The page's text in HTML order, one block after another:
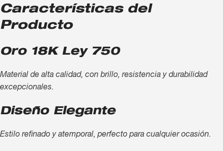
Características del
Producto
Oro 18K Ley 750
Material de alta calidad, con brillo, resistencia y durabilidad
excepcionales.
Diseño Elegante
Estilo refinado y atemporal, perfecto para cualquier ocasión.